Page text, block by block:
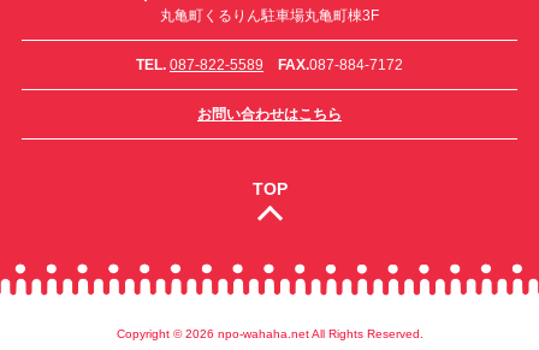
丸亀町くるりん駐車場丸亀町棟3F
TEL. 087-822-5589 FAX.087-884-7172
お問い合わせはこちら
TOP
Copyright ©2026 npo-wahaha.net All Rights Reserved.